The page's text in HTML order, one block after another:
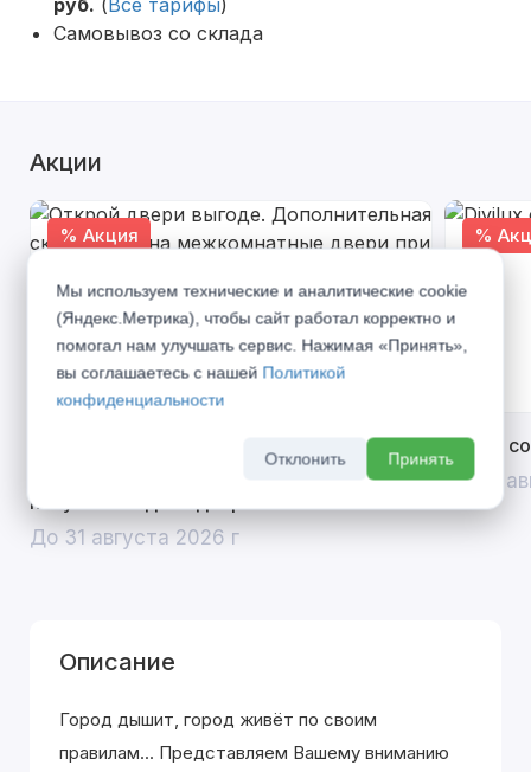
руб. ( Все тарифы)
Самовывоз со склада
Акции
% Акция
Открой двери выгоде. Дополнительная
скидка 10% на межкомнатные двери при
покупке входной двери
До 31 августа 2026 г
%
Divilux
До 31
Описание
Город дышит, город живёт по своим
правилам... Представляем Вашему вниманию
Мы используем технические и аналитические cookie
(Яндекс.Метрика), чтобы сайт работал корректно и
помогал нам улучшать сервис. Нажимая «Принять»,
вы соглашаетесь с нашей Политикой
конфиденциальности
Отклонить Принять